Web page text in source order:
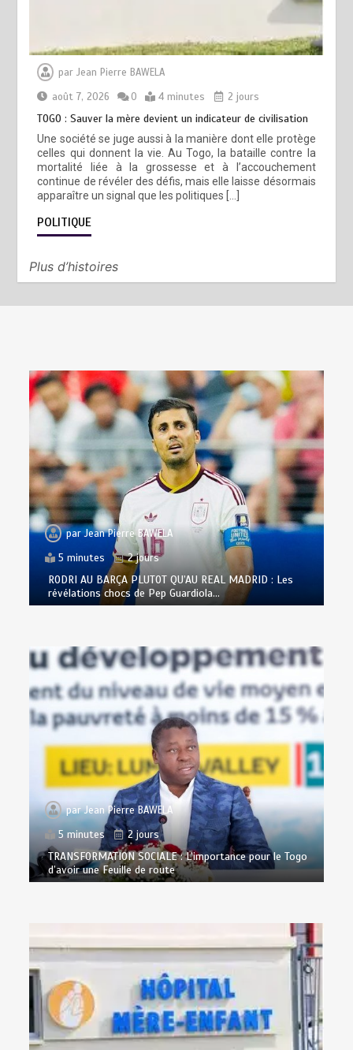
parJean Pierre BAWELA
août 7, 2026
0 4 minutes 2 jours
TOGO : Sauver la mère devient un indicateur de civilisation
Une société se juge aussi à la manière dont elle protège
celles qui donnent la vie. Au Togo, la bataille contre la
mortalité liée à la grossesse et à l’accouchement
continue de révéler des défis, mais elle laisse désormais
apparaître un signal que les politiques […]
POLITIQUE
Plus d’histoires
parJean Pierre BAWELA
5 minutes
2 jours
RODRI AU BARÇA PLUTOT QU’AU REAL MADRID : Les
révélations chocs de Pep Guardiola…
parJean Pierre BAWELA
5 minutes
2 jours
TRANSFORMATION SOCIALE : L’importance pour le Togo
d’avoir une Feuille de route